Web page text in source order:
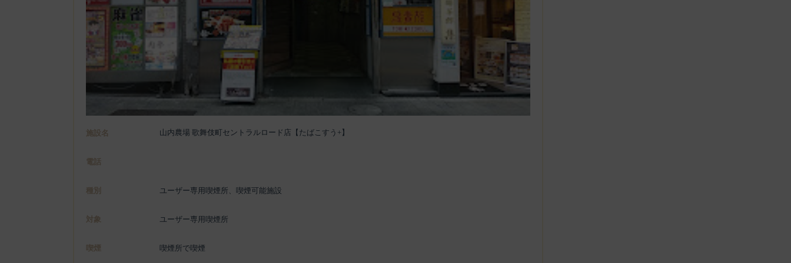
施設名 山内農場 歌舞伎町セントラルロード店【たばこすう+】
電話
種別 ユーザー専用喫煙所、喫煙可能施設
対象 ユーザー専用喫煙所
喫煙 喫煙所で喫煙